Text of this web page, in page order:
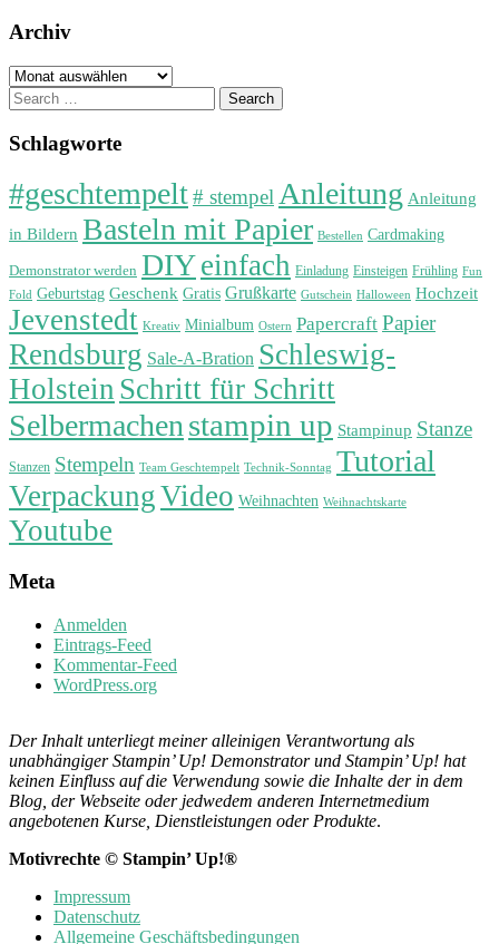
Archiv
Archiv
Search
for:
Schlagworte
#geschtempelt# stempelAnleitung Anleitung
in Bildern Basteln mit Papier Bestellen Cardmaking
Demonstrator werden DIYeinfach Einladung Einsteigen Frühling Fun
Fold Geburtstag Geschenk Gratis Grußkarte Gutschein Halloween Hochzeit
Jevenstedt Kreativ Minialbum Ostern Papercraft Papier
Rendsburg Sale-A-Bration Schleswig-
Holstein Schritt für Schritt
Selbermachenstampin up Stampinup Stanze
Stanzen Stempeln Team Geschtempelt Technik-Sonntag Tutorial
VerpackungVideo Weihnachten Weihnachtskarte
Youtube
Meta
Anmelden
Eintrags-Feed
Kommentar-Feed
WordPress.org
Der Inhalt unterliegt meiner alleinigen Verantwortung als
unabhängiger Stampin’ Up! Demonstrator und Stampin’ Up! hat
keinen Einfluss auf die Verwendung sowie die Inhalte der in dem
Blog, der Webseite oder jedwedem anderen Internetmedium
angebotenen Kurse, Dienstleistungen oder Produkte.
Motivrechte © Stampin’ Up!®
Impressum
Datenschutz
Allgemeine Geschäftsbedingungen